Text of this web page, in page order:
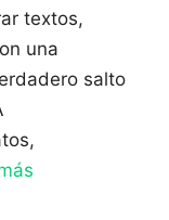
textos,
una
salto